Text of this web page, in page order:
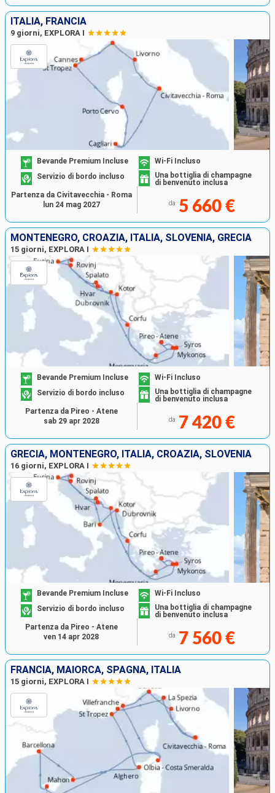
ITALIA, FRANCIA
9 giorni, EXPLORA I
Bevande Premium Incluse
Wi-Fi Incluso
Servizio di bordo incluso
Una bottiglia di champagne
di benvenuto inclusa
da 5 660 €
Partenza da Civitavecchia - Roma
lun 24 mag 2027
MONTENEGRO, CROAZIA, ITALIA, SLOVENIA, GRECIA
15 giorni, EXPLORA I
Bevande Premium Incluse
Wi-Fi Incluso
Servizio di bordo incluso
Una bottiglia di champagne
di benvenuto inclusa
da 7 420 €
Partenza da Pireo - Atene
sab 29 apr 2028
GRECIA, MONTENEGRO, ITALIA, CROAZIA, SLOVENIA
16 giorni, EXPLORA I
Bevande Premium Incluse
Wi-Fi Incluso
Servizio di bordo incluso
Una bottiglia di champagne
di benvenuto inclusa
da 7 560 €
Partenza da Pireo - Atene
ven 14 apr 2028
FRANCIA, MAIORCA, SPAGNA, ITALIA
15 giorni, EXPLORA I